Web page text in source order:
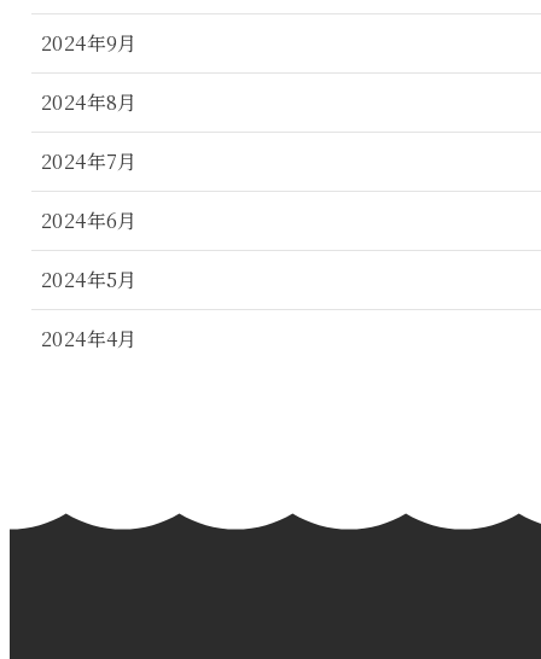
2024年9月
2024年8月
2024年7月
2024年6月
2024年5月
2024年4月
2024年1月